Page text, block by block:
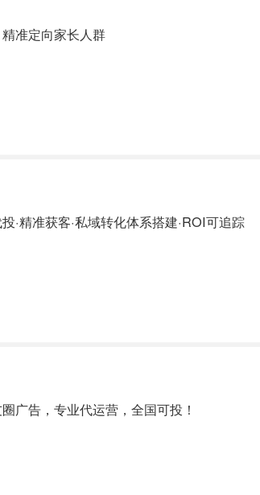
准定向家长人群
·精准获客·私域转化体系搭建·ROI可追踪
广告，专业代运营，全国可投！